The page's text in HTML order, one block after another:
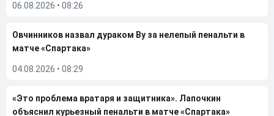
06.08.2026 • 08:26
Овчинников назвал дураком Ву за нелепый пенальти в
матче «Спартака»
04.08.2026 • 08:29
«Это проблема вратаря и защитника». Лапочкин
объяснил курьезный пенальти в матче «Спартака»